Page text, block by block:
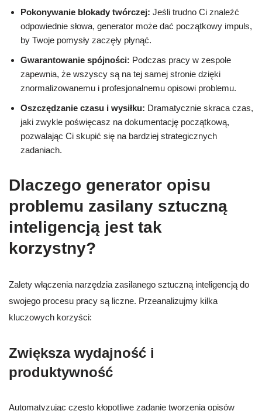
Pokonywanie blokady twórczej: Jeśli trudno Ci znaleźć
odpowiednie słowa, generator może dać początkowy impuls,
by Twoje pomysły zaczęły płynąć.
Gwarantowanie spójności: Podczas pracy w zespole
zapewnia, że wszyscy są na tej samej stronie dzięki
znormalizowanemu i profesjonalnemu opisowi problemu.
Oszczędzanie czasu i wysiłku: Dramatycznie skraca czas,
jaki zwykle poświęcasz na dokumentację początkową,
pozwalając Ci skupić się na bardziej strategicznych
zadaniach.
Dlaczego generator opisu
problemu zasilany sztuczną
inteligencją jest tak
korzystny?
Zalety włączenia narzędzia zasilanego sztuczną inteligencją do
swojego procesu pracy są liczne. Przeanalizujmy kilka
kluczowych korzyści:
Zwiększa wydajność i
produktywność
Automatyzując często kłopotliwe zadanie tworzenia opisów